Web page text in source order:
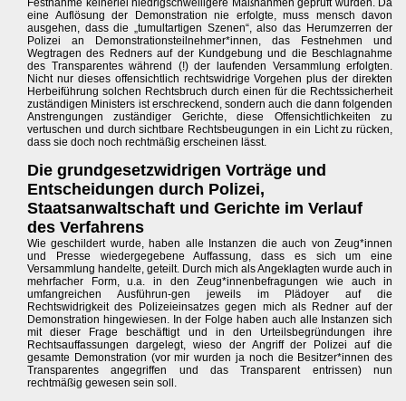
Festnahme keinerlei niedrigschwelligere Maßnahmen geprüft wurden. Da
eine Auflösung der Demonstration nie erfolgte, muss mensch davon
ausgehen, dass die „tumultartigen Szenen“, also das Herumzerren der
Polizei an Demonstrationsteilnehmer*innen, das Festnehmen und
Wegtragen des Redners auf der Kundgebung und die Beschlagnahme
des Transparentes während (!) der laufenden Versammlung erfolgten.
Nicht nur dieses offensichtlich rechtswidrige Vorgehen plus der direkten
Herbeiführung solchen Rechtsbruch durch einen für die Rechtssicherheit
zuständigen Ministers ist erschreckend, sondern auch die dann folgenden
Anstrengungen zuständiger Gerichte, diese Offensichtlichkeiten zu
vertuschen und durch sichtbare Rechtsbeugungen in ein Licht zu rücken,
dass sie doch noch rechtmäßig erscheinen lässt.
Die grundgesetzwidrigen Vorträge und
Entscheidungen durch Polizei,
Staatsanwaltschaft und Gerichte im Verlauf
des Verfahrens
Wie geschildert wurde, haben alle Instanzen die auch von Zeug*innen
und Presse wiedergegebene Auffassung, dass es sich um eine
Versammlung handelte, geteilt. Durch mich als Angeklagten wurde auch in
mehrfacher Form, u.a. in den Zeug*innenbefragungen wie auch in
umfangreichen Ausführun-gen jeweils im Plädoyer auf die
Rechtswidrigkeit des Polizeieinsatzes gegen mich als Redner auf der
Demonstration hingewiesen. In der Folge haben auch alle Instanzen sich
mit dieser Frage beschäftigt und in den Urteilsbegründungen ihre
Rechtsauffassungen dargelegt, wieso der Angriff der Polizei auf die
gesamte Demonstration (vor mir wurden ja noch die Besitzer*innen des
Transparentes angegriffen und das Transparent entrissen) nun
rechtmäßig gewesen sein soll.